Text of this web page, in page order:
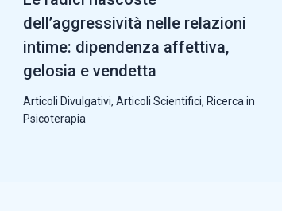
dell’aggressività nelle relazioni
intime: dipendenza affettiva,
gelosia e vendetta
Articoli Divulgativi,Articoli Scientifici,Ricerca in
Psicoterapia